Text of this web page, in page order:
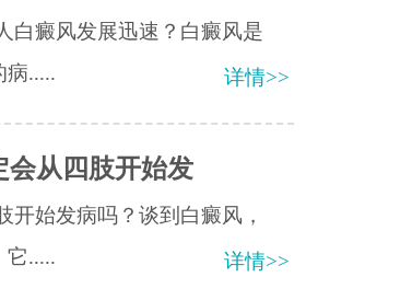
白癜风发展迅速？白癜风是
病.....
详情>>
会从四肢开始发
始发病吗？谈到白癜风，
它.....
详情>>